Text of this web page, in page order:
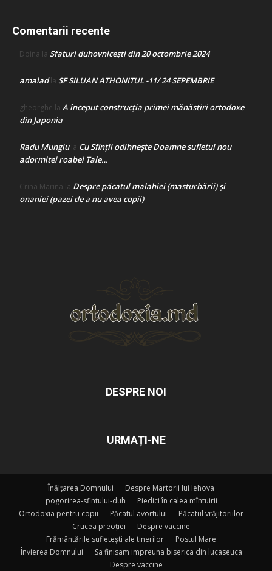
Comentarii recente
Doina la Sfaturi duhovnicești din 20 octombrie 2024
amaladla SF SILUAN ATHONITUL -11/ 24 SEPEMBRIE
gheorghe la A început construcţia primei mănăstiri ortodoxe
din Japonia
Radu Mungiula Cu Sfinții odihnește Doamne sufletul nou
adormitei roabei Tale…
Crina Marina la Despre păcatul malahiei (masturbării) şi
onaniei (pazei de a nu avea copii)
DESPRE NOI
URMAȚI-NE
Înălțarea Domnului
Despre Martorii lui Iehova
pogorirea-sfintului-duh
Piedici în calea mîntuirii
Ortodoxia pentru copii
Păcatul avortului
Păcatul vrăjitoriilor
Crucea preoției
Despre vaccine
Frământările sufletești ale tinerilor
Postul Mare
Învierea Domnului
Sa finisam impreuna biserica din lucaseuca
Despre vaccine